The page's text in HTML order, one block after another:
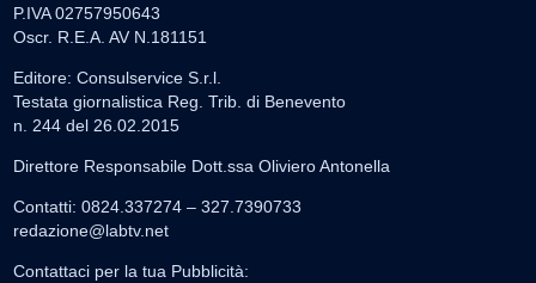
P.IVA 02757950643
Oscr. R.E.A. AV N.181151
Editore: Consulservice S.r.l.
Testata giornalistica Reg. Trib. di Benevento
n. 244 del 26.02.2015
Direttore Responsabile Dott.ssa Oliviero Antonella
Contatti: 0824.337274 – 327.7390733
redazione@labtv.net
Contattaci per la tua Pubblicità: